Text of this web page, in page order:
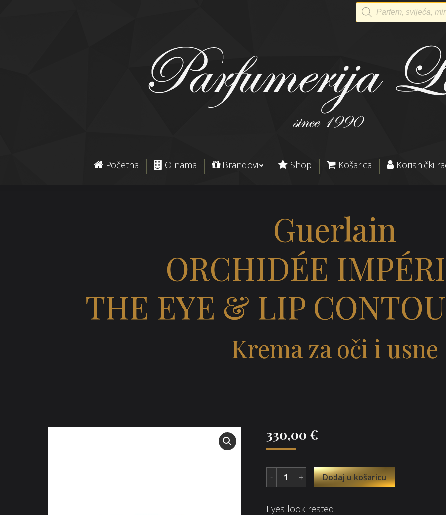
Products
search
Početna O nama Brandovi Shop Košarica Korisnički
Guerlain
ORCHIDÉE
THE EYE & LIP
Krema za oči i usne
330,00 €
Dodaj u košaricu
Eyes look rested